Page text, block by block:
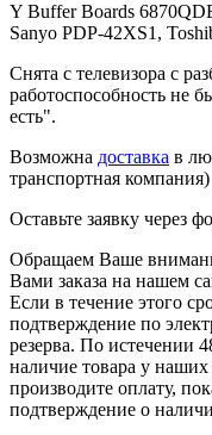
Y Buffer Boards
Sanyo PDP-42XS1,
Cнята с телевизора с
работоспособность не
есть".
Возможна доставка в
транспортная компания)
Оставьте заявку через
Обращаем Ваше
Вами заказа на нашем
Если в течение этого
подтверждение по
резерва. По истечении
наличие товара у
производите оплату,
подтверждение о